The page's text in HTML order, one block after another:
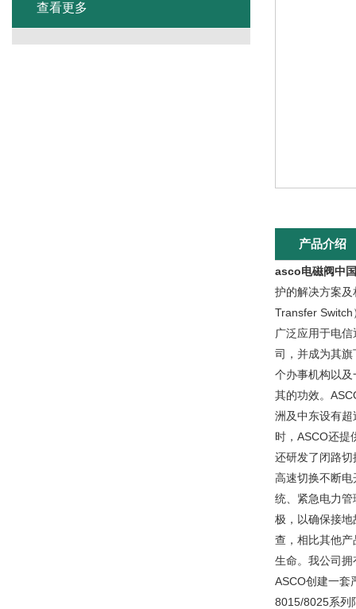
产品介绍
asco电磁阀中
护的解决方案
Transfer Switch
广泛应用于电
司，并成为其
个办事机构以
其的功效。
洲及中东设有
时，ASCO还提
还研发了闭路
高速切换不断
统、紧急电力
极，以确保接
查，相比其他
生命。我公司
ASCO创建一套
8015/8025系列
查看更多